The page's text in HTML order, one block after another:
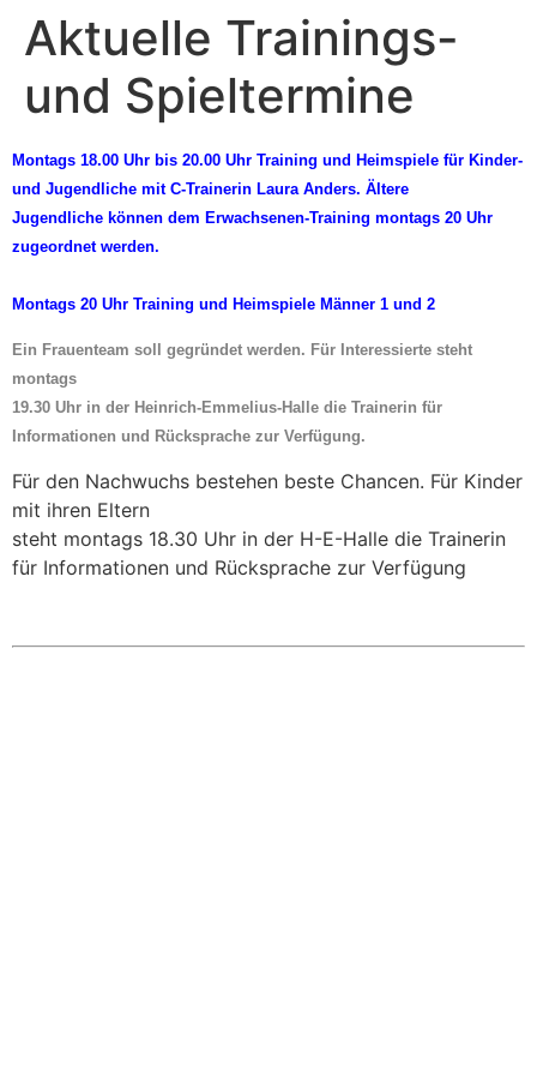
Aktuelle Trainings-
und Spieltermine
Montags 18.00 Uhr bis 20.00 Uhr Training und Heimspiele für Kinder-
und Jugendliche mit C-Trainerin Laura Anders. Ältere
Jugendliche können dem Erwachsenen-Training montags 20 Uhr
zugeordnet werden.
Montags 20 Uhr Training und Heimspiele Männer 1 und 2
Ein Frauenteam soll gegründet werden. Für Interessierte steht
montags
19.30 Uhr in der Heinrich-Emmelius-Halle die Trainerin für
Informationen und Rücksprache zur Verfügung.
Für den Nachwuchs bestehen beste Chancen. Für Kinder
mit ihren Eltern
steht montags 18.30 Uhr in der H-E-Halle die Trainerin
für Informationen und Rücksprache zur Verfügung